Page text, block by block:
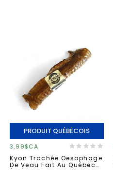
PRODUIT QUÉBÉCOIS
3,99$CA
Kyon Trachée Oesophage
De Veau Fait Au Québec